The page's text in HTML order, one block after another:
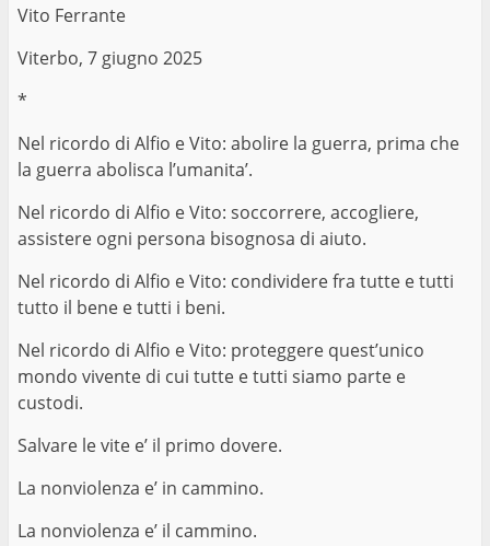
Vito Ferrante
Viterbo, 7 giugno 2025
*
Nel ricordo di Alfio e Vito: abolire la guerra, prima che
la guerra abolisca l’umanita’.
Nel ricordo di Alfio e Vito: soccorrere, accogliere,
assistere ogni persona bisognosa di aiuto.
Nel ricordo di Alfio e Vito: condividere fra tutte e tutti
tutto il bene e tutti i beni.
Nel ricordo di Alfio e Vito: proteggere quest’unico
mondo vivente di cui tutte e tutti siamo parte e
custodi.
Salvare le vite e’ il primo dovere.
La nonviolenza e’ in cammino.
La nonviolenza e’ il cammino.